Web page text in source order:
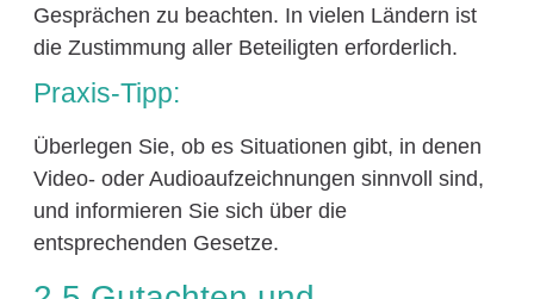
Gesprächen zu beachten. In vielen Ländern ist
die Zustimmung aller Beteiligten erforderlich.
Praxis-Tipp:
Überlegen Sie, ob es Situationen gibt, in denen
Video- oder Audioaufzeichnungen sinnvoll sind,
und informieren Sie sich über die
entsprechenden Gesetze.